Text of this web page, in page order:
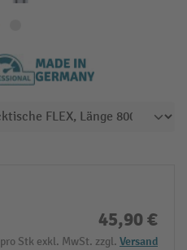
45,90 €
pro Stk exkl. MwSt. zzgl. Versand